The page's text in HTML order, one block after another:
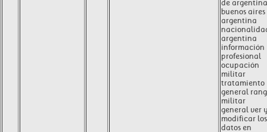
de argentina
buenos aires
argentina
argentina
información
profesional
ocupación
militar
tratamiento
general
militar
general ver
modificar los
datos en